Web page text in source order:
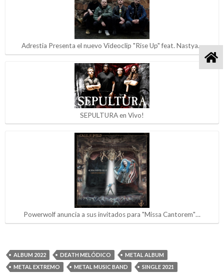
Adrestia Presenta el nuevo Videoclip "Rise Up" feat. Nastya…
SEPULTURA en Vivo!
Powerwolf anuncia a sus invitados para "Missa Cantorem"…
ALBUM 2022 DEATH MELÓDICO
METAL ALBUM
METAL EXTREMO
METAL MUSIC BAND SINGLE 2021